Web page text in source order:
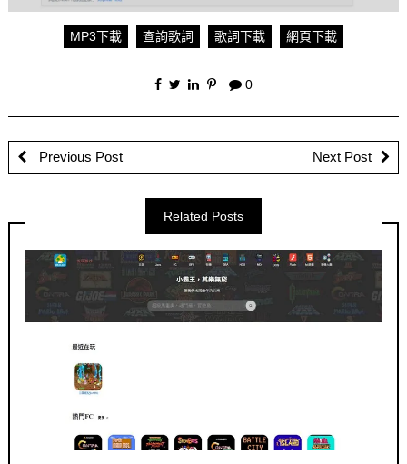
MP3下載 查詢歌詞 歌詞下載 網頁下載
0
Previous Post Next Post
Related Posts